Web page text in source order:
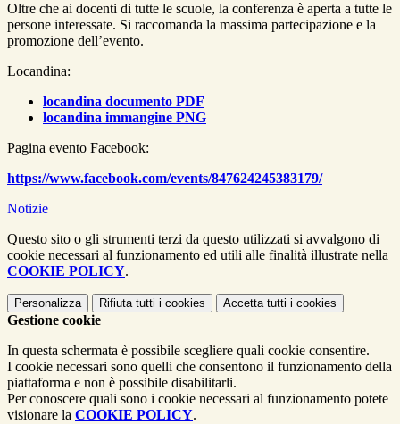
Oltre che ai docenti di tutte le scuole, la conferenza è aperta a tutte le
persone interessate. Si raccomanda la massima partecipazione e la
promozione dell’evento.
Locandina:
locandina documento PDF
locandina immangine PNG
Pagina evento Facebook:
https://www.facebook.com/events/847624245383179/
Notizie
Questo sito o gli strumenti terzi da questo utilizzati si avvalgono di
cookie necessari al funzionamento ed utili alle finalità illustrate nella
COOKIE POLICY.
Personalizza Rifiuta tutti i cookies Accetta tutti i cookies
Gestione cookie
In questa schermata è possibile scegliere quali cookie consentire.
I cookie necessari sono quelli che consentono il funzionamento della
piattaforma e non è possibile disabilitarli.
Per conoscere quali sono i cookie necessari al funzionamento potete
visionare la COOKIE POLICY.